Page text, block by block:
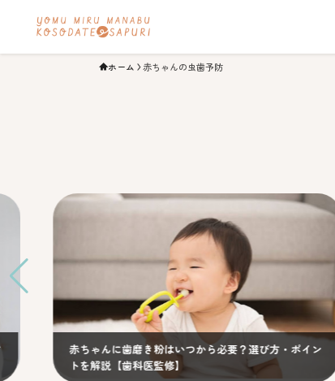
ホーム 赤ちゃんの虫歯予防
赤ちゃんに歯磨き粉はいつから必要？選び方・ポイン
トを解説【歯科医監修】